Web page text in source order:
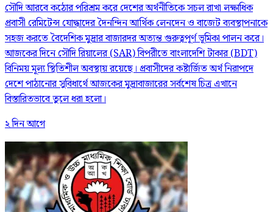
সৌদি আরবে কঠোর পরিশ্রম করে দেশের অর্থনীতিকে সচল রাখা লক্ষাধিক
প্রবাসী রেমিটেন্স যোদ্ধাদের দৈনন্দিন আর্থিক লেনদেন ও বাজেট ব্যবস্থাপনাকে
সহজ করতে বৈদেশিক মুদ্রার বাজারদর অত্যন্ত গুরুত্বপূর্ণ ভূমিকা পালন করে।
আজকের দিনে সৌদি রিয়ালের (SAR) বিপরীতে বাংলাদেশি টাকার (BDT)
বিনিময় মূল্য স্থিতিশীল অবস্থায় রয়েছে। প্রবাসীদের কষ্টার্জিত অর্থ নিরাপদে
দেশে পাঠানোর সুবিধার্থে আজকের মুদ্রাবাজারের সর্বশেষ চিত্র এখানে
বিস্তারিতভাবে তুলে ধরা হলো।
২ দিন আগে